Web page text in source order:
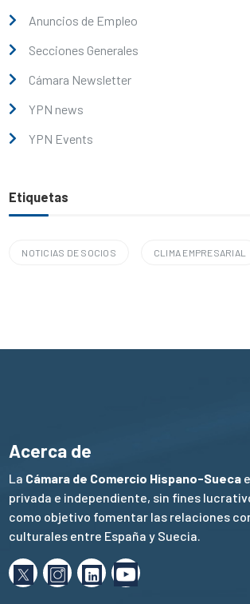
Anuncios de Empleo
Secciones Generales
Cámara Newsletter
YPN news
YPN Events
Etiquetas
NOTICIAS DE SOCIOS CLIMA EMPRESARIAL
Acerca de
La Cámara de Comercio Hispano-Sueca
privada e independiente, sin fines
como objetivo fomentar las relaciones
culturales entre España y Suecia.